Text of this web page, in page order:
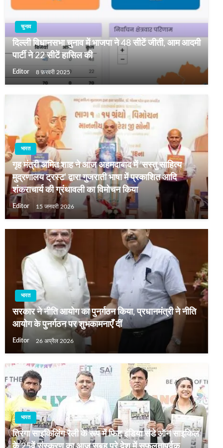
चुनाव
दिल्‍ली विधानसभा चुनाव में भाजपा ने 48 सीटें जीती, आम आदमी
पार्टी ने 22 सीटें हासिल की
Editor 8 फ़रवरी 2025
भारत
गृह मंत्री अमित शाह ने आज अहमदाबाद में ‘सस्तु साहित्य
मुद्रणालय ट्रस्ट’ द्वारा गुजराती भाषा में प्रकाशित आदि
शंकराचार्य की ग्रंथावली का विमोचन किया
Editor 15 जनवरी 2026
भारत
सरकार ने नीति आयोग का पुनर्गठन किया, प्रधानमंत्री ने नीति
आयोग के पुनर्गठन पर शुभकामनाएँ दीं
Editor 26 अप्रैल 2026
भारत
तिरंगा साइकिलिंग रैली के रूप में फिट इंडिया संडे ऑन साइकिल